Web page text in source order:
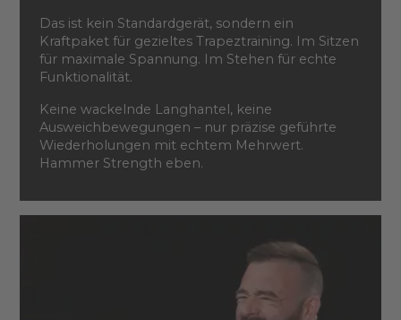
Das ist kein Standardgerät, sondern ein
Kraftpaket für gezieltes Trapeztraining. Im Sitzen
für maximale Spannung. Im Stehen für echte
Funktionalität.
Keine wackelnde Langhantel, keine
Ausweichbewegungen – nur präzise geführte
Wiederholungen mit echtem Mehrwert.
Hammer Strength eben.